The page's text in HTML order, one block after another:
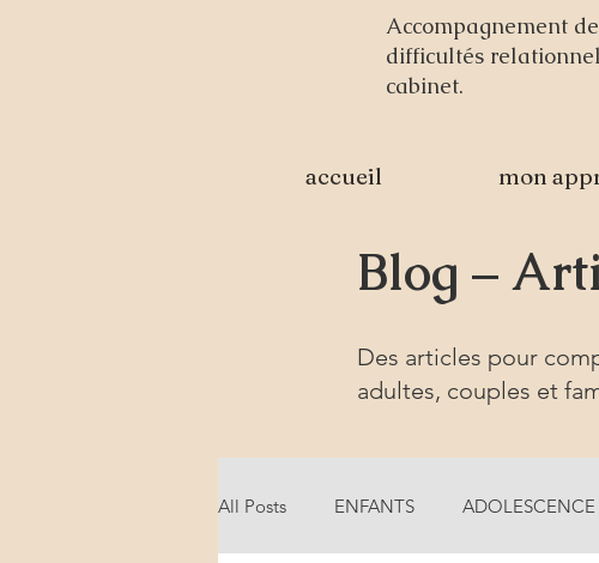
Accompagnement
difficultés
cabinet.
accueil mon
Blog –
Des articles pour
adultes, couples et
All Posts ENFANTS ADOLESCENCE